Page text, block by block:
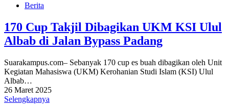
Berita
170 Cup Takjil Dibagikan UKM KSI Ulul
Albab di Jalan Bypass Padang
Suarakampus.com– Sebanyak 170 cup es buah dibagikan oleh Unit
Kegiatan Mahasiswa (UKM) Kerohanian Studi Islam (KSI) Ulul
Albab…
26 Maret 2025
Selengkapnya